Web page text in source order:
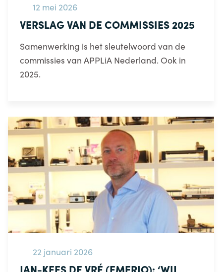
12 mei 2026
VERSLAG VAN DE COMMISSIES 2025
Samenwerking is het sleutelwoord van de
commissies van APPLiA Nederland. Ook in
2025.
22 januari 2026